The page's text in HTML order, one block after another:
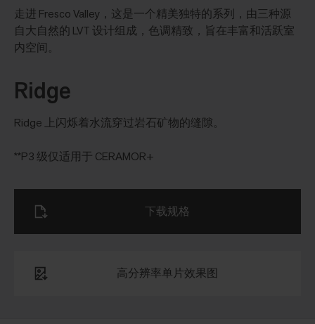
走进 Fresco Valley，这是一个精美独特的系列，由三种源
自大自然的 LVT 设计组成，色调精致，旨在丰富和活跃室
内空间。
Ridge
Ridge 上闪烁着水流穿过岩石矿物的缝隙。
**P3 级仅适用于 CERAMOR+
高分辨率单片效果图
下载规格